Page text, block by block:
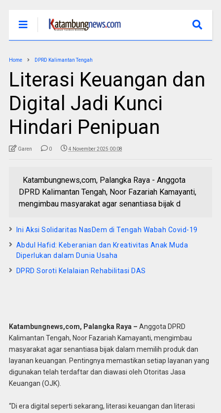
Home DPRD Kalimantan Tengah
Literasi Keuangan dan
Digital Jadi Kunci
Hindari Penipuan
Garen 0 4 November 2025 00:08
Katambungnews,com, Palangka Raya - Anggota
DPRD Kalimantan Tengah, Noor Fazariah Kamayanti,
mengimbau masyarakat agar senantiasa bijak d
Ini Aksi Solidaritas NasDem di Tengah Wabah Covid-19
Abdul Hafid: Keberanian dan Kreativitas Anak Muda
Diperlukan dalam Dunia Usaha
DPRD Soroti Kelalaian Rehabilitasi DAS
Katambungnews,com, Palangka Raya – Anggota DPRD
Kalimantan Tengah, Noor Fazariah Kamayanti, mengimbau
masyarakat agar senantiasa bijak dalam memilih produk dan
layanan keuangan. Pentingnya memastikan setiap layanan yang
digunakan telah terdaftar dan diawasi oleh Otoritas Jasa
Keuangan (OJK).
“Di era digital seperti sekarang, literasi keuangan dan literasi